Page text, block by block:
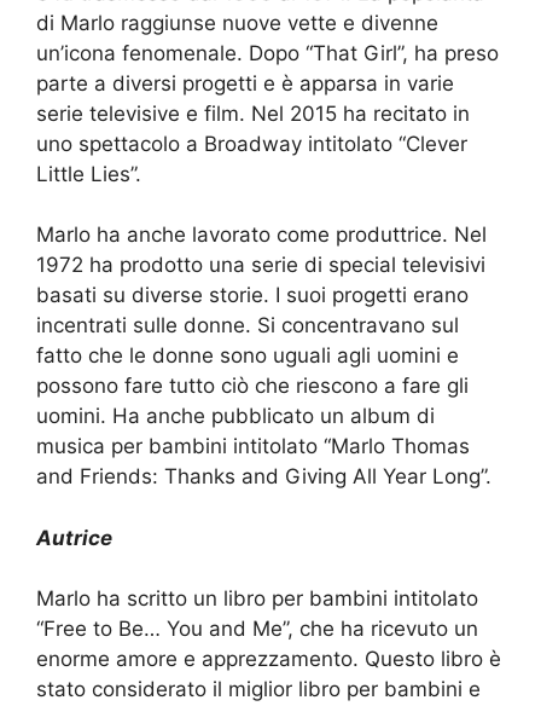
di Marlo raggiunse nuove vette e divenne
un’icona fenomenale. Dopo “That Girl”, ha preso
parte a diversi progetti e è apparsa in varie
serie televisive e film. Nel 2015 ha recitato in
uno spettacolo a Broadway intitolato “Clever
Little Lies”.
Marlo ha anche lavorato come produttrice. Nel
1972 ha prodotto una serie di special televisivi
basati su diverse storie. I suoi progetti erano
incentrati sulle donne. Si concentravano sul
fatto che le donne sono uguali agli uomini e
possono fare tutto ciò che riescono a fare gli
uomini. Ha anche pubblicato un album di
musica per bambini intitolato “Marlo Thomas
and Friends: Thanks and Giving All Year Long”.
Autrice
Marlo ha scritto un libro per bambini intitolato
“Free to Be… You and Me”, che ha ricevuto un
enorme amore e apprezzamento. Questo libro è
stato considerato il miglior libro per bambini e